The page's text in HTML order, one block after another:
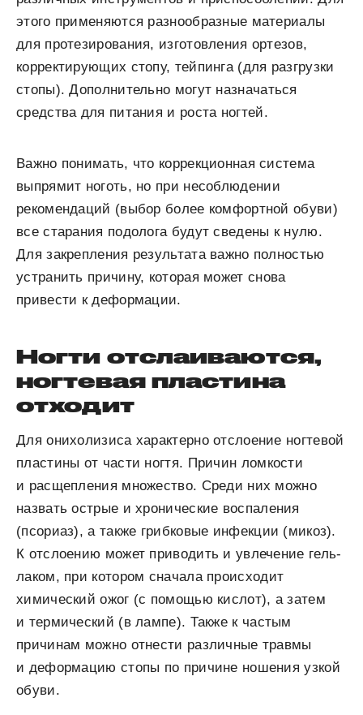
этого применяются разнообразные материалы
для протезирования, изготовления ортезов,
корректирующих стопу, тейпинга (для разгрузки
стопы). Дополнительно могут назначаться
средства для питания и роста ногтей.
Важно понимать, что коррекционная система
выпрямит ноготь, но при несоблюдении
рекомендаций (выбор более комфортной обуви)
все старания подолога будут сведены к нулю.
Для закрепления результата важно полностью
устранить причину, которая может снова
привести к деформации.
Ногти отслаиваются,
ногтевая пластина
отходит
Для онихолизиса характерно отслоение ногтевой
пластины от части ногтя. Причин ломкости
и расщепления множество. Среди них можно
назвать острые и хронические воспаления
(псориаз), а также грибковые инфекции (микоз).
К отслоению может приводить и увлечение гель-
лаком, при котором сначала происходит
химический ожог (с помощью кислот), а затем
и термический (в лампе). Также к частым
причинам можно отнести различные травмы
и деформацию стопы по причине ношения узкой
обуви.